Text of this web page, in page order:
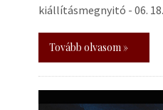
kiállításmegnyitó - 06. 18.
Tovább olvasom »